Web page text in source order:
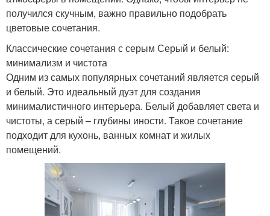
получился скучным, важно правильно подобрать
цветовые сочетания.
Классические сочетания с серым Серый и белый:
минимализм и чистота
Одним из самых популярных сочетаний является серый
и белый. Это идеальный дуэт для создания
минималистичного интерьера. Белый добавляет света и
чистоты, а серый – глубины иности. Такое сочетание
подходит для кухонь, ванных комнат и жилых
помещений.